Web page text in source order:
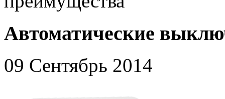
Автоматические
09 Сентябрь 2014